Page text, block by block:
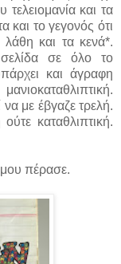
και τα
και το γεγονός ότι
και τα κενά*.
σε όλο το
και άγραφη
με έβγαζε τρελή.
καταθλιπτική.
πέρασε.